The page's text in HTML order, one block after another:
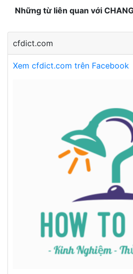
Những từ liên quan với
cfdict.com
Xem cfdict.com trên Facebook